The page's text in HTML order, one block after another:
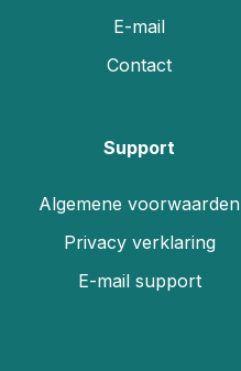
E-mail
Contact
Support
Algemene voorwaarden
Privacy verklaring
E-mail support